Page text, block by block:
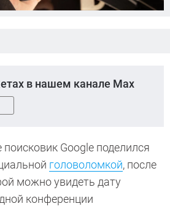
в нашем канале Max
Google поделился
головоломкой, после
можно увидеть дату
конференции